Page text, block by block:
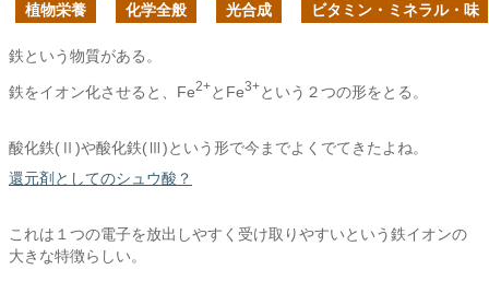
植物栄養 化学全般 光合成 ビタミン・ミネラル・味
鉄という物質がある。
鉄をイオン化させると、Fe2+とFe3+という２つの形をとる。
酸化鉄(Ⅱ)や酸化鉄(Ⅲ)という形で今までよくでてきたよね。
還元剤としてのシュウ酸？
これは１つの電子を放出しやすく受け取りやすいという鉄イオンの
大きな特徴らしい。